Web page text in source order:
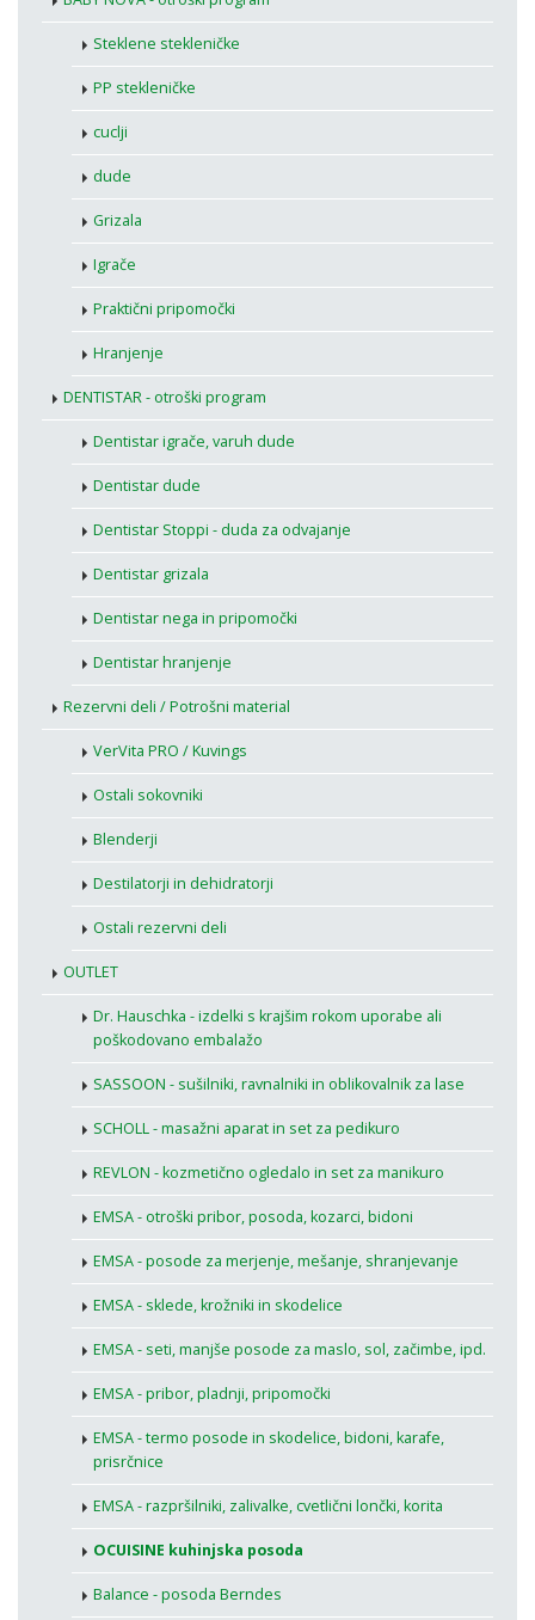
Steklene stekleničke
PP stekleničke
cuclji
dude
Grizala
Igrače
Praktični pripomočki
Hranjenje
DENTISTAR - otroški program
Dentistar igrače, varuh dude
Dentistar dude
Dentistar Stoppi - duda za odvajanje
Dentistar grizala
Dentistar nega in pripomočki
Dentistar hranjenje
Rezervni deli / Potrošni material
VerVita PRO / Kuvings
Ostali sokovniki
Blenderji
Destilatorji in dehidratorji
Ostali rezervni deli
OUTLET
Dr. Hauschka - izdelki s krajšim rokom uporabe ali
poškodovano embalažo
SASSOON - sušilniki, ravnalniki in oblikovalnik za lase
SCHOLL - masažni aparat in set za pedikuro
REVLON - kozmetično ogledalo in set za manikuro
EMSA - otroški pribor, posoda, kozarci, bidoni
EMSA - posode za merjenje, mešanje, shranjevanje
EMSA - sklede, krožniki in skodelice
EMSA - seti, manjše posode za maslo, sol, začimbe, ipd.
EMSA - pribor, pladnji, pripomočki
EMSA - termo posode in skodelice, bidoni, karafe,
prisrčnice
EMSA - razpršilniki, zalivalke, cvetlični lončki, korita
OCUISINE kuhinjska posoda
Balance - posoda Berndes